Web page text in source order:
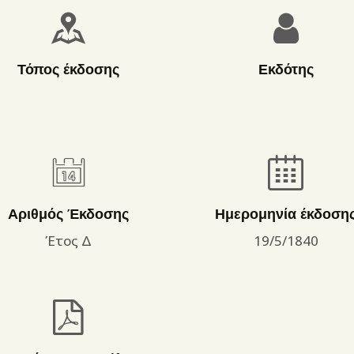
Τόπος έκδοσης Εκδότης
Αριθμός Έκδοσης
Έτος Δ
Ημερομηνία
19/5/1840